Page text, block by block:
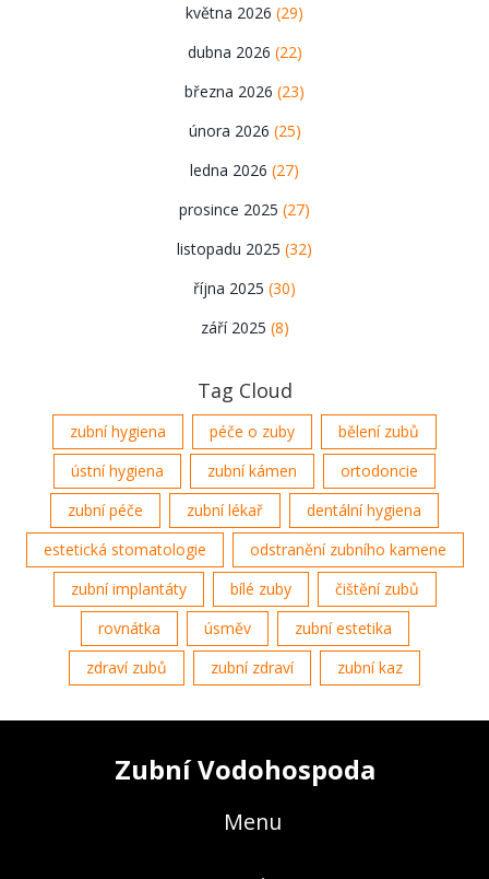
května 2026 (29)
dubna 2026 (22)
března 2026 (23)
února 2026 (25)
ledna 2026 (27)
prosince 2025 (27)
listopadu 2025 (32)
října 2025 (30)
září 2025 (8)
Tag Cloud
zubní hygiena péče o zuby
bělení zubů
ústní hygiena
zubní kámen
ortodoncie
zubní péče
zubní lékař
dentální hygiena
estetická stomatologie
odstranění zubního kamene
zubní implantáty
bílé zuby
čištění zubů
rovnátka
úsměv
zubní estetika
zdraví zubů
zubní zdraví zubní kaz
Zubní Vodohospoda
Menu